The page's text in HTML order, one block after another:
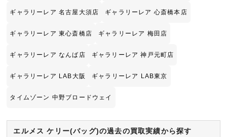
ギャラリーレア 名古屋大須店 ギャラリーレア 心斎橋本店
ギャラリーレア 東心斎橋店 ギャラリーレア 梅田店
ギャラリーレア なんば店 ギャラリーレア 神戸元町店
ギャラリーレア LAB大阪 ギャラリーレア LAB東京
タイムゾーン 中野ブロードウェイ
エルメス ケリー(バッグ)の過去の買取実績から探す